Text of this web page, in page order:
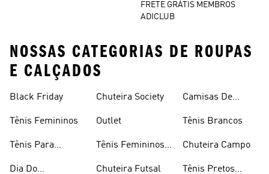
FRETE GRÁTIS MEMBROS
ADICLUB
NOSSAS CATEGORIAS DE ROUPAS
E CALÇADOS
Black Friday
Tênis Femininos
Tênis Para
Dia Do
Chuteira Society
Outlet
Tênis Femininos
Chuteira Futsal
Camisas De
Tênis Brancos
Chuteira Campo
Tênis Pretos